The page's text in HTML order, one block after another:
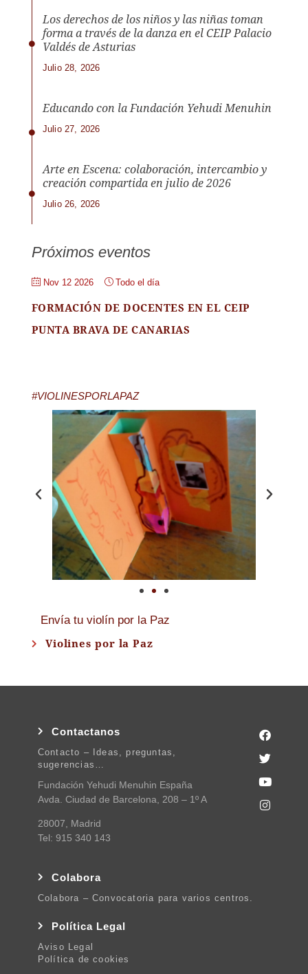
Los derechos de los niños y las niñas toman
forma a través de la danza en el CEIP Palacio
Valdés de Asturias
Julio 28, 2026
Educando con la Fundación Yehudi Menuhin
Julio 27, 2026
Arte en Escena: colaboración, intercambio y
creación compartida en julio de 2026
Julio 26, 2026
Próximos eventos
Nov 12 2026 Todo el día
FORMACIÓN DE DOCENTES EN EL CEIP
PUNTA BRAVA DE CANARIAS
#VIOLINESPORLAPAZ
Envía tu violín por la Paz
Violines por la Paz
Contactanos
Contacto – Ideas, preguntas,
sugerencias…
Fundación Yehudi Menuhin España
Avda. Ciudad de Barcelona, 208 – 1º A
28007, Madrid
Tel: 915 340 143
Colabora
Colabora – Convocatoria para varios centros.
Política Legal
Aviso Legal
Política de cookies